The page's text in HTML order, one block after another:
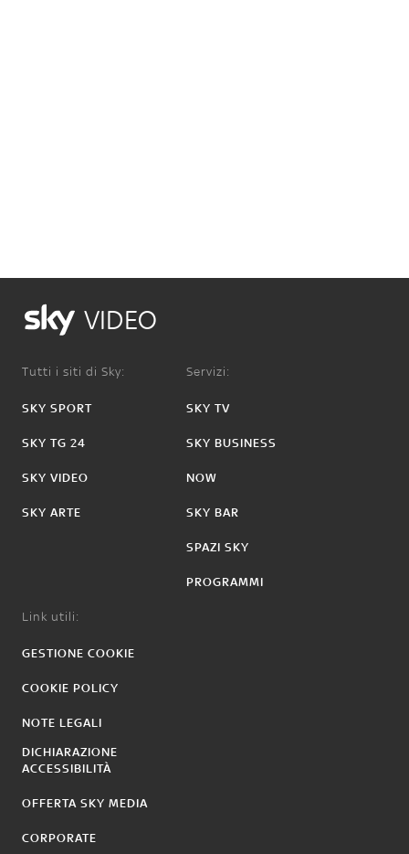
VIDEO
Tutti i siti di Sky:
SKY SPORT
SKY TG 24
SKY VIDEO
SKY ARTE
Servizi:
SKY TV
SKY BUSINESS
NOW
SKY BAR
SPAZI SKY
PROGRAMMI
Link utili:
GESTIONE COOKIE
COOKIE POLICY
NOTE LEGALI
DICHIARAZIONE
ACCESSIBILITÀ
OFFERTA SKY MEDIA
CORPORATE